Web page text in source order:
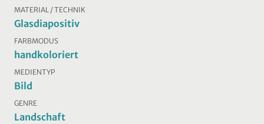
MATERIAL / TECHNIK
Glasdiapositiv
FARBMODUS
handkoloriert
MEDIENTYP
Bild
GENRE
Landschaft